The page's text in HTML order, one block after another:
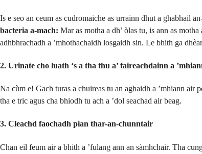
Is e seo an ceum as cudromaiche as urrainn dhut a ghabhail
bacteria a-mach: Mar as motha a dh’ òlas tu, is ann as
adhbhrachadh a ’mhothachaidh losgaidh sin. Le bhith ga
2. Urinate cho luath ‘s a tha thu a’ faireachdainn a
Na cùm e! Gach turas a chuireas tu an aghaidh a ’mhiann air
tha e tric agus cha bhiodh tu ach a ’dol seachad air beag.
3. Cleachd faochadh pian thar-an-chunntair
Chan eil feum air a bhith a ’fulang ann an sàmhchair. Tha